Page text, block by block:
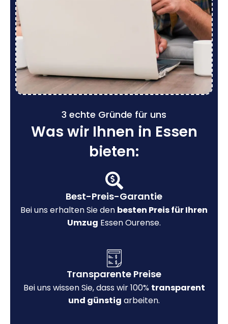
3 echte Gründe für uns
Was wir Ihnen in Essen
bieten:
Best-Preis-Garantie
Bei uns erhalten Sie den besten Preis für Ihren
Umzug Essen Ourense.
Transparente Preise
Bei uns wissen Sie, dass wir 100% transparent
und günstig arbeiten.